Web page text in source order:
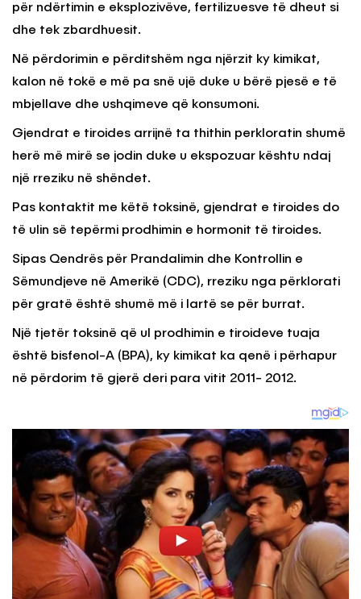
për ndërtimin e eksplozivëve, fertilizuesve të dheut si
dhe tek zbardhuesit.
Në përdorimin e përditshëm nga njërzit ky kimikat,
kalon në tokë e më pa snë ujë duke u bërë pjesë e të
mbjellave dhe ushqimeve që konsumoni.
Gjendrat e tiroides arrijnë ta thithin perkloratin shumë
herë më mirë se jodin duke u ekspozuar kështu ndaj
një rreziku në shëndet.
Pas kontaktit me këtë toksinë, gjendrat e tiroides do
të ulin së tepërmi prodhimin e hormonit të tiroides.
Sipas Qendrës për Prandalimin dhe Kontrollin e
Sëmundjeve në Amerikë (CDC), rreziku nga përklorati
për gratë është shumë më i lartë se për burrat.
Një tjetër toksinë që ul prodhimin e tiroideve tuaja
është bisfenol-A (BPA), ky kimikat ka qenë i përhapur
në përdorim të gjerë deri para vitit 2011- 2012.